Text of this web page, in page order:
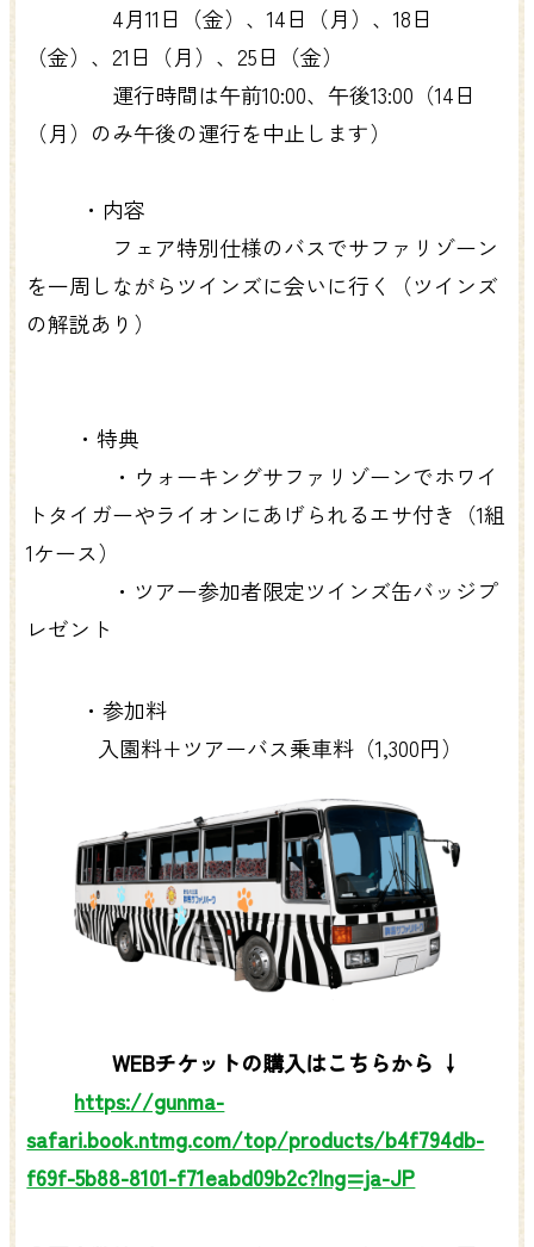
4月11日（金）、14日（月）、18日
（金）、21日（月）、25日（金）
運行時間は午前10:00、午後13:00（14日
（月）のみ午後の運行を中止します）
・内容
フェア特別仕様のバスでサファリゾーン
を一周しながらツインズに会いに行く（ツインズ
の解説あり）
・特典
・ウォーキングサファリゾーンでホワイ
トタイガーやライオンにあげられるエサ付き（1組
1ケース）
・ツアー参加者限定ツインズ缶バッジプ
レゼント
・参加料
入園料+ツアーバス乗車料（1,300円）
WEBチケットの購入はこちらから ↓
https://gunma-
safari.book.ntmg.com/top/products/b4f794db-
f69f-5b88-8101-f71eabd09b2c?lng=ja-JP